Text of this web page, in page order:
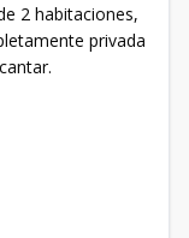
2 habitaciones,
privada